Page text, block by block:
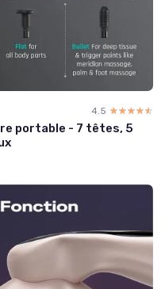
4.5 ☆☆☆☆☆
★★★★★
portable - 7 têtes, 5